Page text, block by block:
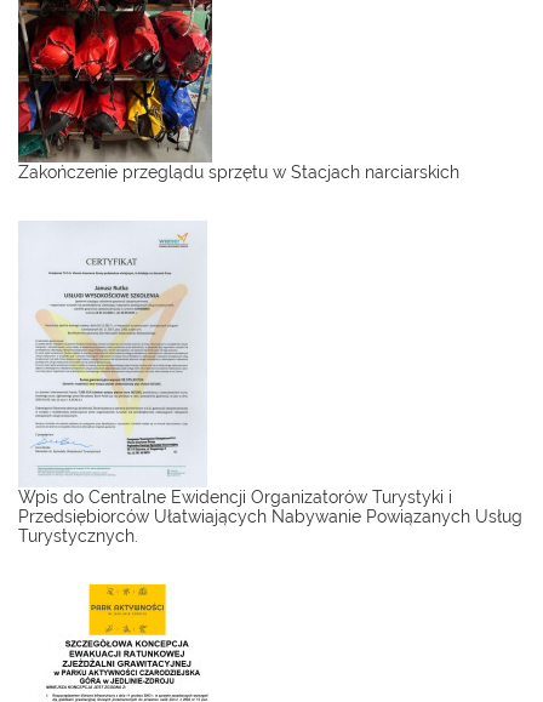
Zakończenie przeglądu sprzętu w Stacjach narciarskich
Wpis do Centralne Ewidencji Organizatorów Turystyki i
Przedsiębiorców Ułatwiających Nabywanie Powiązanych Usług
Turystycznych.